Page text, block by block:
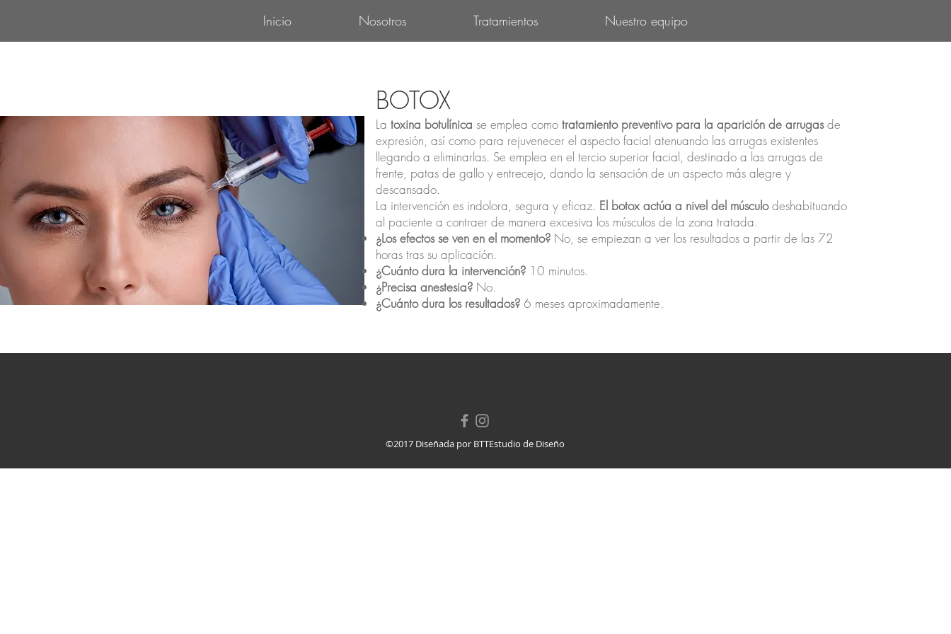
Inicio Nosotros Tratamientos Nuestro equipo
BOTOX
La toxina botulínica se emplea como tratamiento preventivo para la aparición de arrugasde
expresión, así como para rejuvenecer el aspecto facial atenuando las arrugas existentes
llegando a eliminarlas. Se emplea en el tercio superior facial, destinado a las arrugas de
frente, patas de gallo y entrecejo, dando la sensación de un aspecto más alegre y
descansado.
La intervención es indolora, segura y eficaz. El botox actúa a nivel del músculodeshabituando
al paciente a contraer de manera excesiva los músculos de la zona tratada.
¿Los efectos se ven en el momento? No, se empiezan a ver los resultados a partir de las 72
horas tras su aplicación.
¿Cuánto dura la intervención? 10 minutos.
¿Precisa anestesia? No.
¿Cuánto dura los resultados? 6 meses aproximadamente.
©2017 Diseñada por BTTEstudio de Diseño